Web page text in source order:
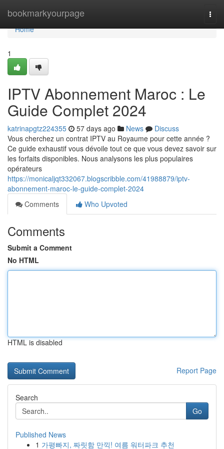
bookmarkyourpage
Home
Home
1
IPTV Abonnement Maroc : Le
Guide Complet 2024
katrinapgtz224355 57 days ago News
Discuss
Vous cherchez un contrat IPTV au Royaume pour cette année ?
Ce guide exhaustif vous dévoile tout ce que vous devez savoir sur
les forfaits disponibles. Nous analysons les plus populaires
opérateurs
https://monicaljqt332067.blogscribble.com/41988879/iptv-
abonnement-maroc-le-guide-complet-2024
Comments
Who Upvoted
Comments
Submit a Comment
No HTML
HTML is disabled
Report Page
Search
Go
Published News
1 가평빠지, 짜릿함 만끽! 여름 워터파크 추천